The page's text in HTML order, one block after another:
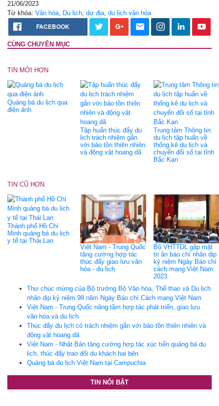
21/06/2023
Từ khóa: Văn hóa Du lịch dư địa du lịch văn hóa
FACEBOOK
CÙNG CHUYÊN MỤC
TIN MỚI HƠN
Quảng bá du lịch qua
điện ảnh
Tập huấn thúc đẩy du
lịch trách nhiệm gắn
với bảo tồn thiên nhiên
và động vật hoang dã
Trung tâm Thông tin
du lịch tập huấn về
thống kê du lịch và
chuyển đổi số tại tỉnh
Bắc Kạn
TIN CŨ HƠN
Thành phố Hồ Chí
Minh quảng bá du lịch
y tế tại Thái Lan
Việt Nam - Trung Quốc
tăng cường hợp tác
thúc đẩy giao lưu văn
hóa - du lịch
Bộ VHTTDL gặp mặt
tri ân báo chí nhân dịp
kỷ niệm Ngày Báo chí
cách mạng Việt Nam
2023
Thư chúc mừng của Bộ trưởng Bộ Văn hóa, Thể thao và Du lịch
nhân dịp kỷ niệm 98 năm Ngày Báo chí Cách mạng Việt Nam
Việt Nam - Trung Quốc nâng tầm hợp tác phát triển, giao lưu
văn hóa và du lịch
Thúc đẩy du lịch có trách nhiệm gắn với bảo tồn thiên nhiên và
động vật hoang dã
Việt Nam - Nhật Bản tăng cường hợp tác xúc tiến quảng bá du
lịch, thúc đẩy trao đổi du khách hai bên
Quảng bá du lịch Việt Nam tại Campuchia
TIN NỔI BẬT